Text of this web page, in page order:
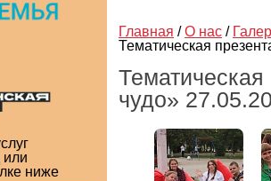
или
ниже
Главная / О нас /
Тематическая
чудо»